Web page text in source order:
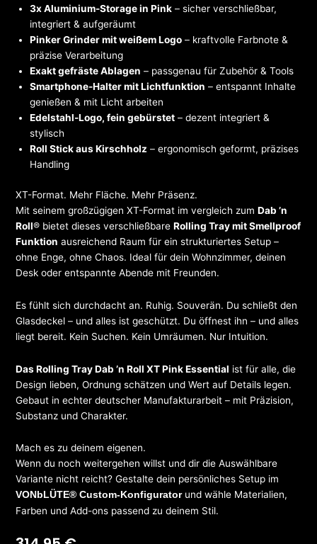
3x Aluminium-Storage in Pink – sicher verschließbar,
integriert & aufgeräumt
Pinker Grinder mit weißem Logo – kraftvolle Farbnote &
präzise Verarbeitung
Exakt gefräste Ablagen – passgenau für Zubehör & Tools
Smartphone-Halter mit Lichtfunktion – entspannt Inhalte
genießen & mit Licht arbeiten
Edelstahl-Logo, fein gebürstet – dezent integriert &
stylisch
Roll Stick aus Kirschholz – ergonomisch geformt, präzises
Handling
XT-Format. Mehr Fläche. Mehr Präsenz.
Mit seinem großzügigen XT-Format im vergleich zumDab ’n
Roll® bietet dieses verschließbareRolling Tray mit Smellproof
Funktion ausreichend Raum für ein strukturiertes Setup –
ohne Enge, ohne Chaos. Ideal für dein Wohnzimmer, deinen
Desk oder entspannte Abende mit Freunden.
Es fühlt sich durchdacht an. Ruhig. Souverän. Du schließt den
Glasdeckel – und alles ist geschützt. Du öffnest ihn – und alles
liegt bereit. Kein Suchen. Kein Umräumen. Nur Intuition.
Das Rolling Tray Dab ’n Roll XT Pink Essential ist für alle, die
Design lieben, Ordnung schätzen und Wert auf Details legen.
Gebaut in echter deutscher Manufakturarbeit – mit Präzision,
Substanz und Charakter.
Mach es zu deinem eigenen.
Wenn du noch weitergehen willst und dir die Auswählbare
Variante nicht reicht? Gestalte dein persönliches Setup im
VONbLÜTE® Custom-Konfiguratorund wähle Materialien,
Farben und Add-ons passend zu deinem Stil.